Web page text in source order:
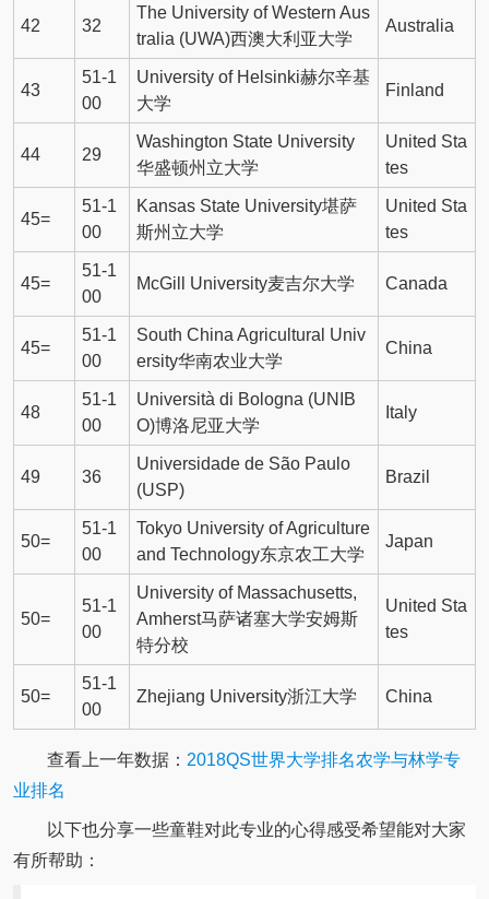
42 32
The University of Western Aus
tralia (UWA)西澳大利亚大学
Australia
43
51-1
00
University of Helsinki赫尔辛基
大学
Finland
44 29
Washington State University
华盛顿州立大学
United Sta
tes
45=
51-1
00
Kansas State University堪萨
斯州立大学
United Sta
tes
45=
51-1
00
McGill University麦吉尔大学 Canada
45=
51-1
00
South China Agricultural Univ
ersity华南农业大学
China
48
51-1
00
Università di Bologna (UNIB
O)博洛尼亚大学
Italy
49 36
Universidade de São Paulo
(USP)
Brazil
50=
51-1
00
Tokyo University of Agriculture
and Technology东京农工大学
Japan
50=
51-1
00
University of Massachusetts,
Amherst马萨诸塞大学安姆斯
特分校
United Sta
tes
50=
51-1
00
Zhejiang University浙江大学 China
查看上一年数据： 2018QS世界大学排名农学与林学专
业排名
以下也分享一些童鞋对此专业的心得感受希望能对大家
有所帮助：